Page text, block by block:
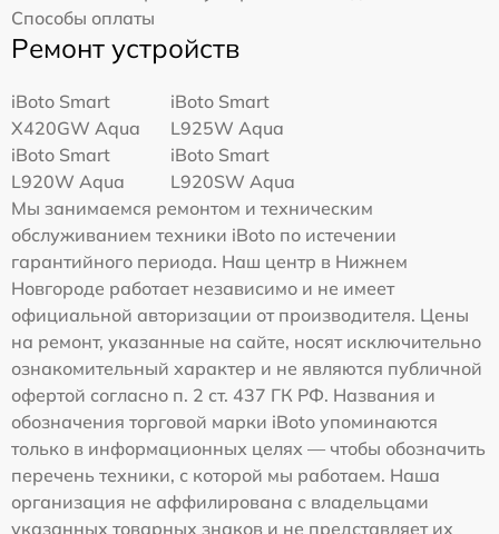
Способы оплаты
Ремонт устройств
iBoto Smart
Х420GW Aqua
iBoto Smart
L925W Aqua
iBoto Smart
L920W Aqua
iBoto Smart
L920SW Aqua
Мы занимаемся ремонтом и техническим
обслуживанием техники iBoto по истечении
гарантийного периода. Наш центр в Нижнем
Новгороде работает независимо и не имеет
официальной авторизации от производителя. Цены
на ремонт, указанные на сайте, носят исключительно
ознакомительный характер и не являются публичной
офертой согласно п. 2 ст. 437 ГК РФ. Названия и
обозначения торговой марки iBoto упоминаются
только в информационных целях — чтобы обозначить
перечень техники, с которой мы работаем. Наша
организация не аффилирована с владельцами
указанных товарных знаков и не представляет их